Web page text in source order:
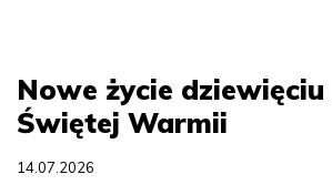
Nowe życie
Świętej Warmii
14.07.2026